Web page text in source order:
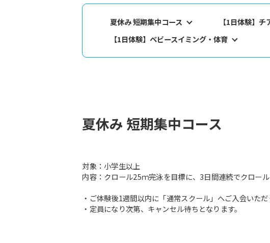
夏休み 短期集中コース 【1日体験】
【1日体験】ベビースイミング・体育
夏休み 短期集中コース
対象：小学生以上
内容：クロール25ｍ完泳を目標に、3日間連続でクロー
・ご体験後1週間以内に「通常スクール」へご入会いた
・定員になり次第、キャンセル待ちとなります。